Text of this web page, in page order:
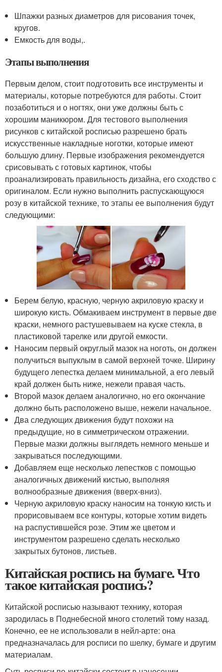
Шпажки разных диаметров для рисования точек,
кругов.
Емкость для воды,.
Этапы выполнения
Первым делом, стоит подготовить все инструменты и
материалы, которые потребуются для работы. Стоит
позаботиться и о ногтях, они уже должны быть с
хорошим маникюром. Для тестового выполнения
рисунков с китайской росписью разрешено брать
искусственные накладные ноготки, которые имеют
большую длину. Первые изображения рекомендуется
срисовывать с готовых картинок, чтобы
проанализировать правильность дизайна, его сходство с
оригиналом. Если нужно выполнить распускающуюся
розу в китайской технике, то этапы ее выполнения будут
следующими:
Берем белую, красную, черную акриловую краску и
широкую кисть. Обмакиваем инструмент в первые две
краски, немного растушевываем на куске стекла, в
пластиковой тарелке или другой емкости.
Наносим первый округлый мазок на ноготь, он должен
получиться выпуклым в самой верхней точке. Ширину
будущего лепестка делаем минимальной, а его левый
край должен быть ниже, нежели правая часть.
Второй мазок делаем аналогично, но его окончание
должно быть расположено выше, нежели начальное.
Два следующих движения будут похожи на
предыдущие, но в симметрическом отражении.
Первые мазки должны выглядеть немного меньше и
закрываться последующими.
Добавляем еще несколько лепестков с помощью
аналогичных движений кистью, выполняя
волнообразные движения (вверх-вниз).
Черную акриловую краску наносим на тонкую кисть и
прорисовываем все контуры, которые хотим видеть
на распустившейся розе. Этим же цветом и
инструментом разрешено сделать несколько
закрытых бутонов, листьев.
Китайская роспись на бумаге. Что
такое китайская роспись?
Китайской росписью называют технику, которая
зародилась в Поднебесной много столетий тому назад.
Конечно, ее не использовали в нейл-арте: она
предназначалась для росписи по шелку, бумаге и другим
материалам.